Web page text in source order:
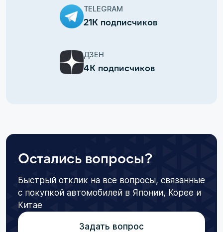
TELEGRAM
21К подписчиков
ДЗЕН
4К подписчиков
Остались вопросы?
Быстрый отклик на все вопросы, связанные
с покупкой автомобилей в Японии, Корее и
Китае
Задать вопрос